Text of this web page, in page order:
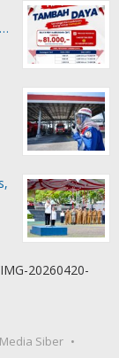
20260420-
Siber